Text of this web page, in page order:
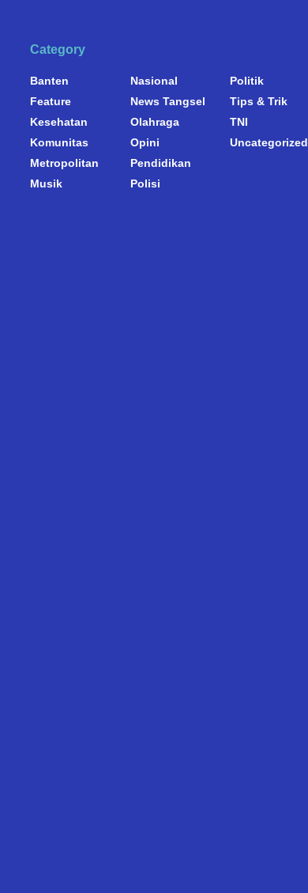
Category
Banten
Feature
Kesehatan
Komunitas
Metropolitan
Musik
Nasional
News Tangsel
Olahraga
Opini
Pendidikan
Polisi
Politik
Tips & Trik
TNI
Uncategorized